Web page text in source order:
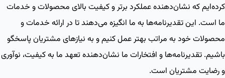
کرده‌ایم که نشان‌دهنده عملکرد برتر و کیفیت بالای محصولات و خدمات
ما است. این تقدیرنامه‌ها به ما انگیزه می‌دهند تا در ارائه خدمات و
محصولات خود به مراتب بهتر عمل کنیم و به نیازهای مشتریان پاسخگو
باشیم. تقدیرنامه‌ها و افتخارات ما نشان‌دهنده تعهد ما به کیفیت، نوآوری
و رضایت مشتریان است.